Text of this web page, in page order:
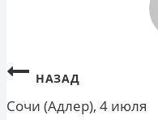
Навигация
по
НАЗАД
Сочи (Адлер), 4 июля